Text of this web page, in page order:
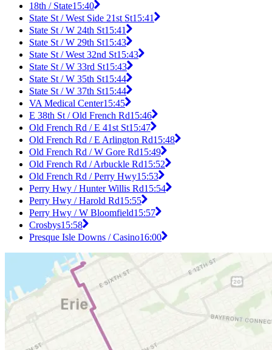
18th / State15:40
State St / West Side 21st St15:41
State St / W 24th St15:41
State St / W 29th St15:43
State St / West 32nd St15:43
State St / W 33rd St15:43
State St / W 35th St15:44
State St / W 37th St15:44
VA Medical Center15:45
E 38th St / Old French Rd15:46
Old French Rd / E 41st St15:47
Old French Rd / E Arlington Rd15:48
Old French Rd / W Gore Rd15:49
Old French Rd / Arbuckle Rd15:52
Old French Rd / Perry Hwy15:53
Perry Hwy / Hunter Willis Rd15:54
Perry Hwy / Harold Rd15:55
Perry Hwy / W Bloomfield15:57
Crosbys15:58
Presque Isle Downs / Casino16:00